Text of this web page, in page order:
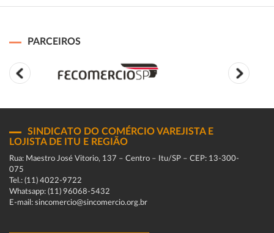
PARCEIROS
SINDICATO DO COMÉRCIO VAREJISTA E
LOJISTA DE ITU E REGIÃO
Rua: Maestro José Vitorio, 137 – Centro – Itu/SP – CEP: 13-300-
075
Tel.: (11) 4022-9722
Whatsapp: (11) 96068-5432
E-mail: sincomercio@sincomercio.org.br